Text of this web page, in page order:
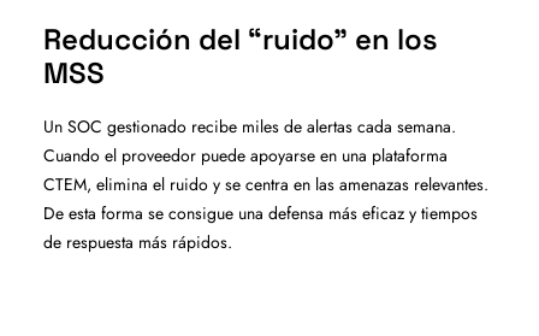
Reducción del “ruido” en los
MSS
Un SOC gestionado recibe miles de alertas cada semana.
Cuando el proveedor puede apoyarse en una plataforma
CTEM, elimina el ruido y se centra en las amenazas relevantes.
De esta forma se consigue una defensa más eficaz y tiempos
de respuesta más rápidos.